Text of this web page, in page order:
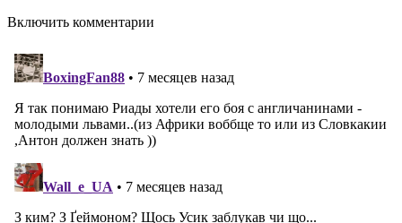
Включить комментарии